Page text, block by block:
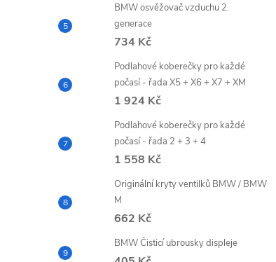
BMW osvěžovač vzduchu 2.
generace
734 Kč
Podlahové koberečky pro každé
počasí - řada X5 + X6 + X7 + XM
1 924 Kč
Podlahové koberečky pro každé
počasí - řada 2 + 3 + 4
1 558 Kč
Originální kryty ventilků BMW / BMW
M
662 Kč
BMW Čisticí ubrousky displeje
Double-Spoke 930M
124 380,17 Kč bez
150 500 Kč
Měrná
150 500 Kč / 4 ks
DO KOŠÍKU